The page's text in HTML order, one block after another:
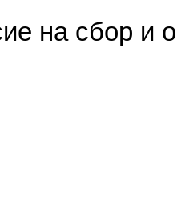
на сбор и